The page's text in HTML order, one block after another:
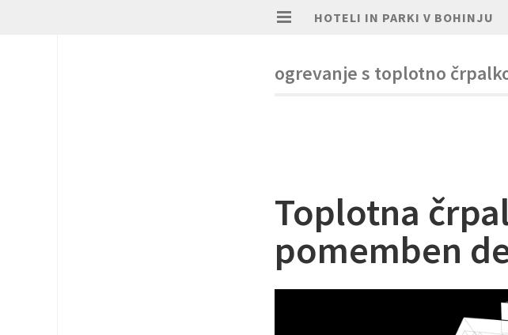
HOTELI IN PARKI V BOHINJU
ogrevanje s toplotno
Toplotna
pomemben